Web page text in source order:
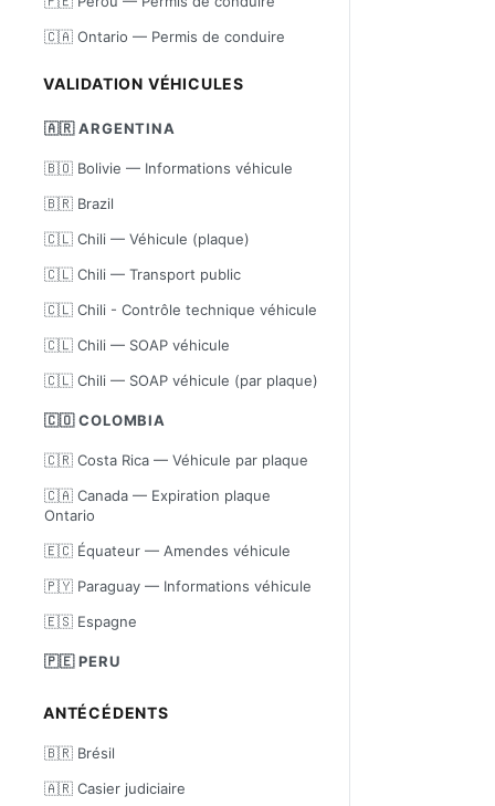
🇨🇦 Ontario — Permis de conduire
VALIDATION VÉHICULES
🇦🇷 ARGENTINA
🇧🇴 Bolivie — Informations véhicule
🇧🇷 Brazil
🇨🇱 Chili — Véhicule (plaque)
🇨🇱 Chili — Transport public
🇨🇱 Chili - Contrôle technique véhicule
🇨🇱 Chili — SOAP véhicule
🇨🇱 Chili — SOAP véhicule (par plaque)
🇨🇴 COLOMBIA
🇨🇷 Costa Rica — Véhicule par plaque
🇨🇦 Canada — Expiration plaque
Ontario
🇪🇨 Équateur — Amendes véhicule
🇵🇾 Paraguay — Informations véhicule
🇪🇸 Espagne
🇵🇪 PERU
ANTÉCÉDENTS
🇧🇷 Brésil
🇦🇷 Casier judiciaire